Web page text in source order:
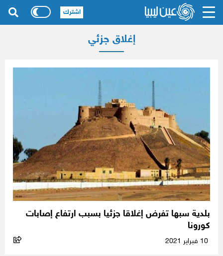
إغلاق جزئي
بلدية سبها تفرض إغلاقا جزئيا بسبب ارتفاع إصابات
كورونا
اشترك